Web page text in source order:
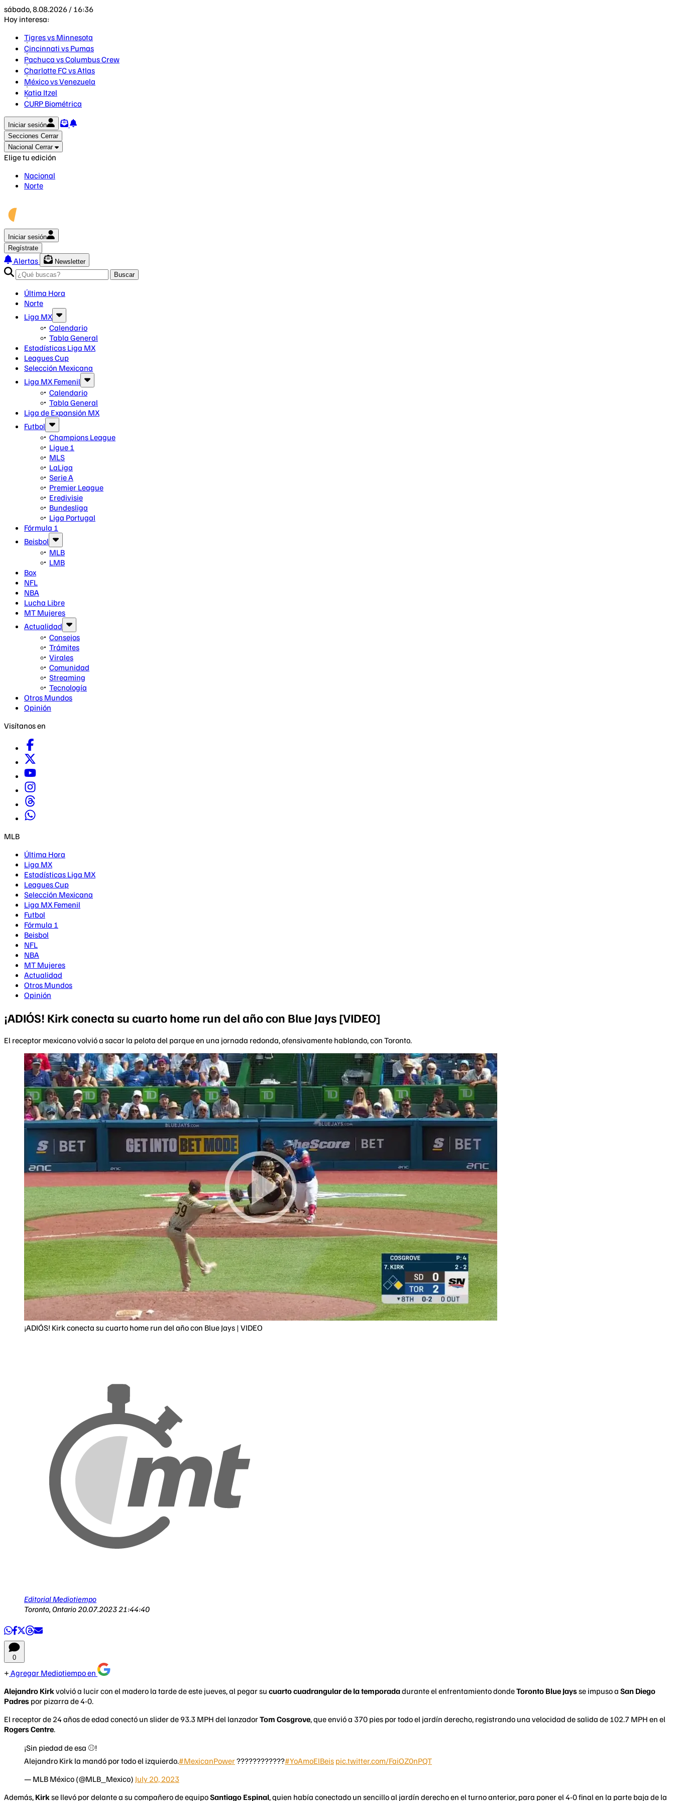
sábado, 8.08.2026 / 16:36
Hoy interesa:
Tigres vs Minnesota
Cincinnati vs Pumas
Pachuca vs Columbus Crew
Charlotte FC vs Atlas
México vs Venezuela
Katia Itzel
CURP Biométrica
Iniciar sesión
Secciones Cerrar
Nacional Cerrar
Elige tu edición
Nacional
Norte
Iniciar sesión
Regístrate
Alertas
Newsletter
Buscar
Última Hora
Norte
Liga MX
Calendario
Tabla General
Estadísticas Liga MX
Leagues Cup
Selección Mexicana
Liga MX Femenil
Calendario
Tabla General
Liga de Expansión MX
Futbol
Champions League
Ligue 1
MLS
LaLiga
Serie A
Premier League
Eredivisie
Bundesliga
Liga Portugal
Fórmula 1
Beisbol
MLB
LMB
Box
NFL
NBA
Lucha Libre
MT Mujeres
Actualidad
Consejos
Trámites
Virales
Comunidad
Streaming
Tecnología
Otros Mundos
Opinión
Visítanos en
MLB
Última Hora
Liga MX
Estadísticas Liga MX
Leagues Cup
Selección Mexicana
Liga MX Femenil
Futbol
Fórmula 1
Beisbol
NFL
NBA
MT Mujeres
Actualidad
Otros Mundos
Opinión
¡ADIÓS! Kirk conecta su cuarto home run del año con Blue Jays [VIDEO]
El receptor mexicano volvió a sacar la pelota del parque en una jornada redonda, ofensivamente hablando, con Toronto.
¡ADIÓS! Kirk conecta su cuarto home run del año con Blue Jays | VIDEO
Editorial Mediotiempo
Toronto, Ontario20.07.2023 21:44:40
0
Agregar Mediotiempo en
Alejandro Kirk volvió a lucir con el madero la tarde de este jueves, al pegar su cuarto cuadrangular de la temporadadurante el enfrentamiento dondeToronto Blue Jaysse impuso a San Diego
Padres por pizarra de 4-0.
El receptor de 24 años de edad conectó un slider de 93.3 MPH del lanzadorTom Cosgrove, que envió a 370 pies por todo el jardín derecho, registrando una velocidad de salida de 102.7 MPH en el
Rogers Centre.
¡Sin piedad de esa ⚾!
Alejandro Kirk la mandó por todo el izquierdo.#MexicanPower????????????#YoAmoElBeis pic.twitter.com/FaiOZ0nPQT
— MLB México (@MLB_Mexico) July 20, 2023
Además, Kirk se llevó por delante a su compañero de equipoSantiago Espinal, quien había conectado un sencillo al jardín derecho en el turno anterior, para poner el 4-0 final en la parte baja de la